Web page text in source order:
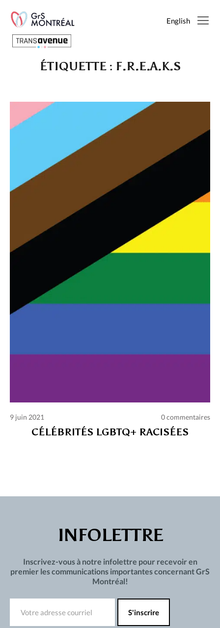
English
Français
English
SEARCH
Charte des commentaires et publications
Conditions d’utilisation
Nous contacter
Politique de confidentialité
ÉTIQUETTE : F.R.E.A.K.S
9 juin 2021 0 commentaires
CÉLÉBRITÉS LGBTQ+ RACISÉES
INFOLETTRE
Inscrivez-vous à notre infolettre pour recevoir en
premier les communications importantes concernant GrS
Montréal!